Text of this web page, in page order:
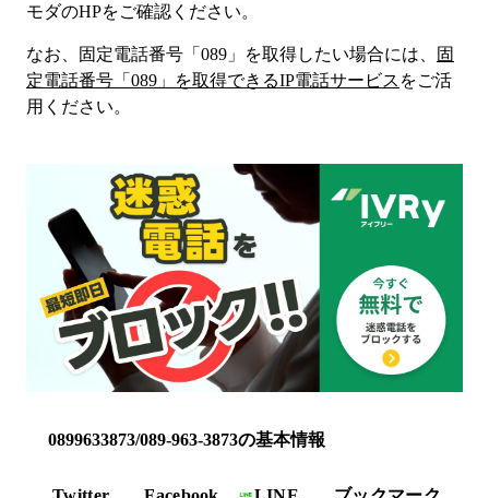
モダのHPをご確認ください。
なお、固定電話番号「 089 」を取得したい場合には、
固
定電話番号「 089 」を取得できるIP電話サービス をご活
用ください。
0899633873/089-963-3873の基本情報